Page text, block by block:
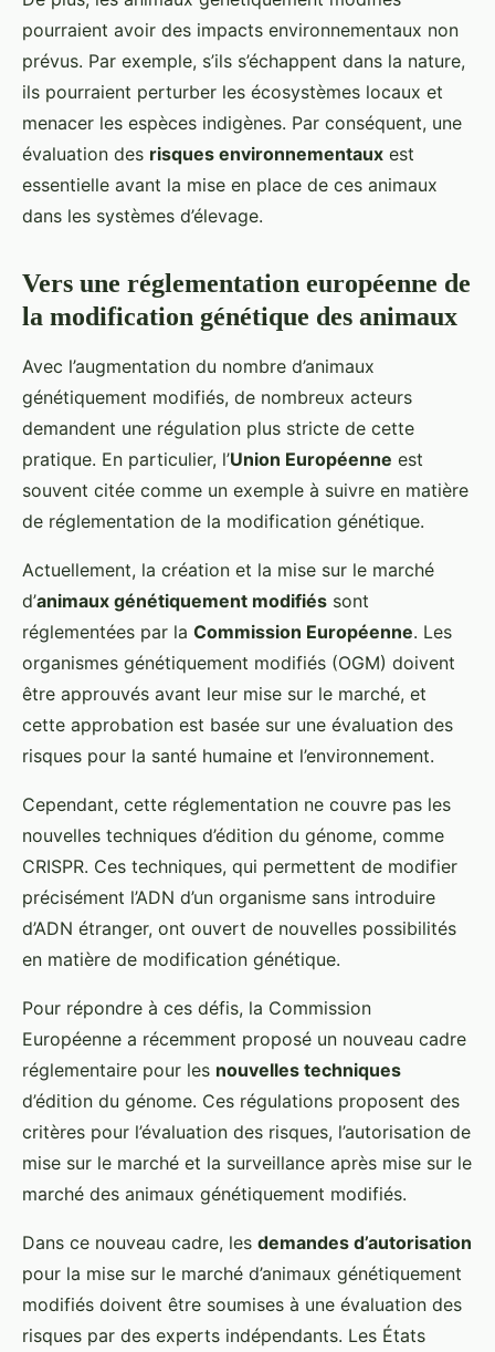
pourraient avoir des impacts environnementaux non
prévus. Par exemple, s’ils s’échappent dans la nature,
ils pourraient perturber les écosystèmes locaux et
menacer les espèces indigènes. Par conséquent, une
évaluation des risques environnementaux est
essentielle avant la mise en place de ces animaux
dans les systèmes d’élevage.
Vers une réglementation européenne de
la modification génétique des animaux
Avec l’augmentation du nombre d’animaux
génétiquement modifiés, de nombreux acteurs
demandent une régulation plus stricte de cette
pratique. En particulier, l’Union Européenne est
souvent citée comme un exemple à suivre en matière
de réglementation de la modification génétique.
Actuellement, la création et la mise sur le marché
d’animaux génétiquement modifiés sont
réglementées par la Commission Européenne. Les
organismes génétiquement modifiés (OGM) doivent
être approuvés avant leur mise sur le marché, et
cette approbation est basée sur une évaluation des
risques pour la santé humaine et l’environnement.
Cependant, cette réglementation ne couvre pas les
nouvelles techniques d’édition du génome, comme
CRISPR. Ces techniques, qui permettent de modifier
précisément l’ADN d’un organisme sans introduire
d’ADN étranger, ont ouvert de nouvelles possibilités
en matière de modification génétique.
Pour répondre à ces défis, la Commission
Européenne a récemment proposé un nouveau cadre
réglementaire pour les nouvelles techniques
d’édition du génome. Ces régulations proposent des
critères pour l’évaluation des risques, l’autorisation de
mise sur le marché et la surveillance après mise sur le
marché des animaux génétiquement modifiés.
Dans ce nouveau cadre, les demandes d’autorisation
pour la mise sur le marché d’animaux génétiquement
modifiés doivent être soumises à une évaluation des
risques par des experts indépendants. Les États